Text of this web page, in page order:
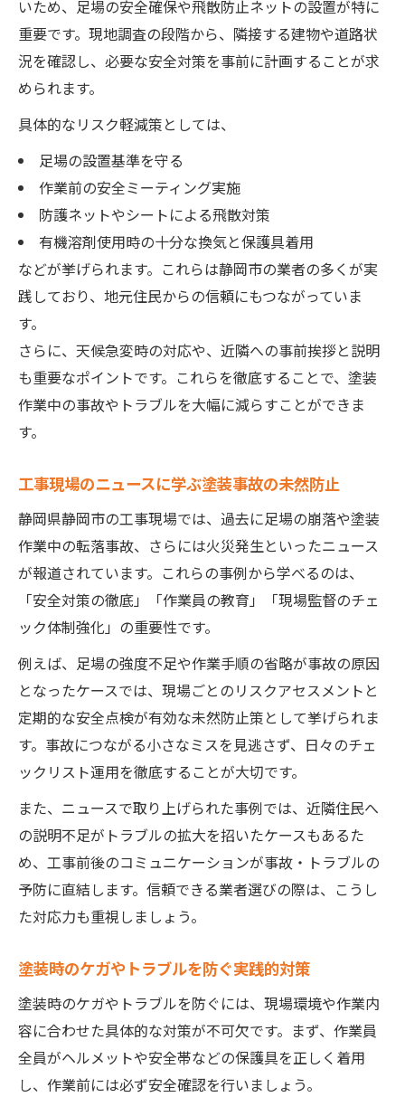
いため、足場の安全確保や飛散防止ネットの設置が特に
重要です。現地調査の段階から、隣接する建物や道路状
況を確認し、必要な安全対策を事前に計画することが求
められます。
具体的なリスク軽減策としては、
足場の設置基準を守る
作業前の安全ミーティング実施
防護ネットやシートによる飛散対策
有機溶剤使用時の十分な換気と保護具着用
などが挙げられます。これらは静岡市の業者の多くが実
践しており、地元住民からの信頼にもつながっていま
す。
さらに、天候急変時の対応や、近隣への事前挨拶と説明
も重要なポイントです。これらを徹底することで、塗装
作業中の事故やトラブルを大幅に減らすことができま
す。
工事現場のニュースに学ぶ塗装事故の未然防止
静岡県静岡市の工事現場では、過去に足場の崩落や塗装
作業中の転落事故、さらには火災発生といったニュース
が報道されています。これらの事例から学べるのは、
「安全対策の徹底」「作業員の教育」「現場監督のチェ
ック体制強化」の重要性です。
例えば、足場の強度不足や作業手順の省略が事故の原因
となったケースでは、現場ごとのリスクアセスメントと
定期的な安全点検が有効な未然防止策として挙げられま
す。事故につながる小さなミスを見逃さず、日々のチェ
ックリスト運用を徹底することが大切です。
また、ニュースで取り上げられた事例では、近隣住民へ
の説明不足がトラブルの拡大を招いたケースもあるた
め、工事前後のコミュニケーションが事故・トラブルの
予防に直結します。信頼できる業者選びの際は、こうし
た対応力も重視しましょう。
塗装時のケガやトラブルを防ぐ実践的対策
塗装時のケガやトラブルを防ぐには、現場環境や作業内
容に合わせた具体的な対策が不可欠です。まず、作業員
全員がヘルメットや安全帯などの保護具を正しく着用
し、作業前には必ず安全確認を行いましょう。